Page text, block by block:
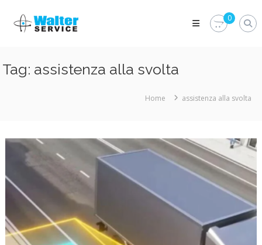
content
Walter
Service
parti
Walter
Service
0
Tag: assistenza alla svolta
Home assistenza alla svolta